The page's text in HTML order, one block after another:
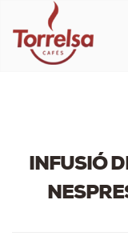
INFUSIÓ